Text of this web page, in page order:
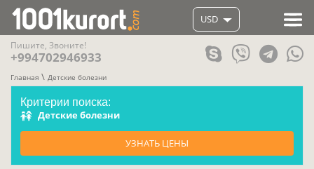
USD
Пишите, Звоните!
+994702946933
Главная Детские болезни
Критерии поиска:
Детские болезни
УЗНАТЬ ЦЕНЫ